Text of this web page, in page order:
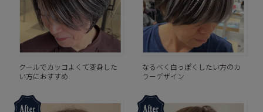
クールでカッコよくて変身した
い方におすすめ
なるべく白っぽくしたい方のカ
ラーデザイン